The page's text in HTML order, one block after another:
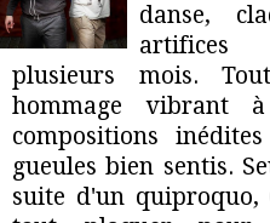
danse,
artifices
plusieurs mois.
hommage vibrant
compositions
gueules bien sentis.
suite d'un quiproquo,